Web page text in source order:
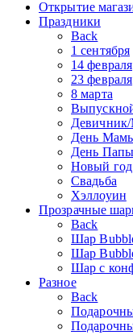
Открытие
Праздники
Back
1 сентября
14 февраля
23 февраля
8 марта
День
День Папы
Новый год
Свадьба
Хэллоуин
Прозрачные
Back
Шар
Шар
Шар с
Разное
Back